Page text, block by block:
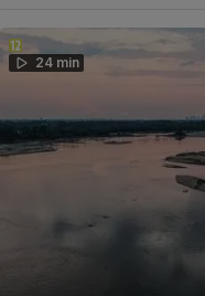
24 min